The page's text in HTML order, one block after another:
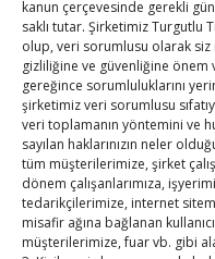
kanun çerçevesinde gerekli
saklı tutar. Şirketimiz Turgutlu
olup, veri sorumlusu olarak siz
gizliliğine ve güvenliğine önem
gereğince sorumluluklarını
şirketimiz veri sorumlusu
veri toplamanın yöntemini ve
sayılan haklarınızın neler
tüm müşterilerimize, şirket
dönem çalışanlarımıza,
tedarikçilerimize, internet
misafir ağına bağlanan
müşterilerimize, fuar vb. gibi
TOBB Son
Hisarcıklıoğlu ICCD
ByTUTSOon Ağu 7,
Kahramanmaraş Ticaret
binası hizmete açıldı